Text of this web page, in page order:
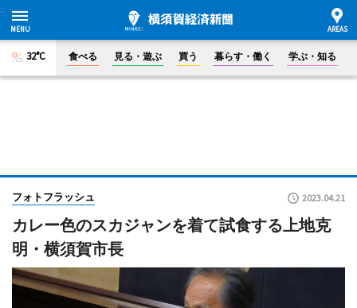
32°C 食べる 見る・遊ぶ 買う 暮らす・働く 学ぶ・知る
フォトフラッシュ 2023.04.21
カレー色のスカジャンを着て試食する上地克
明・横須賀市長